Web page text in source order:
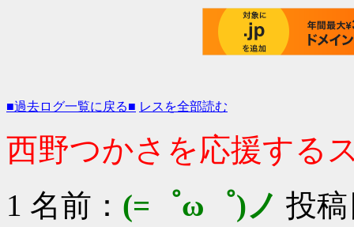
■過去ログ一覧に戻る■ レスを全部読む
西野つかさを応援する
1 名前： (=゜ω゜)ノ 投稿